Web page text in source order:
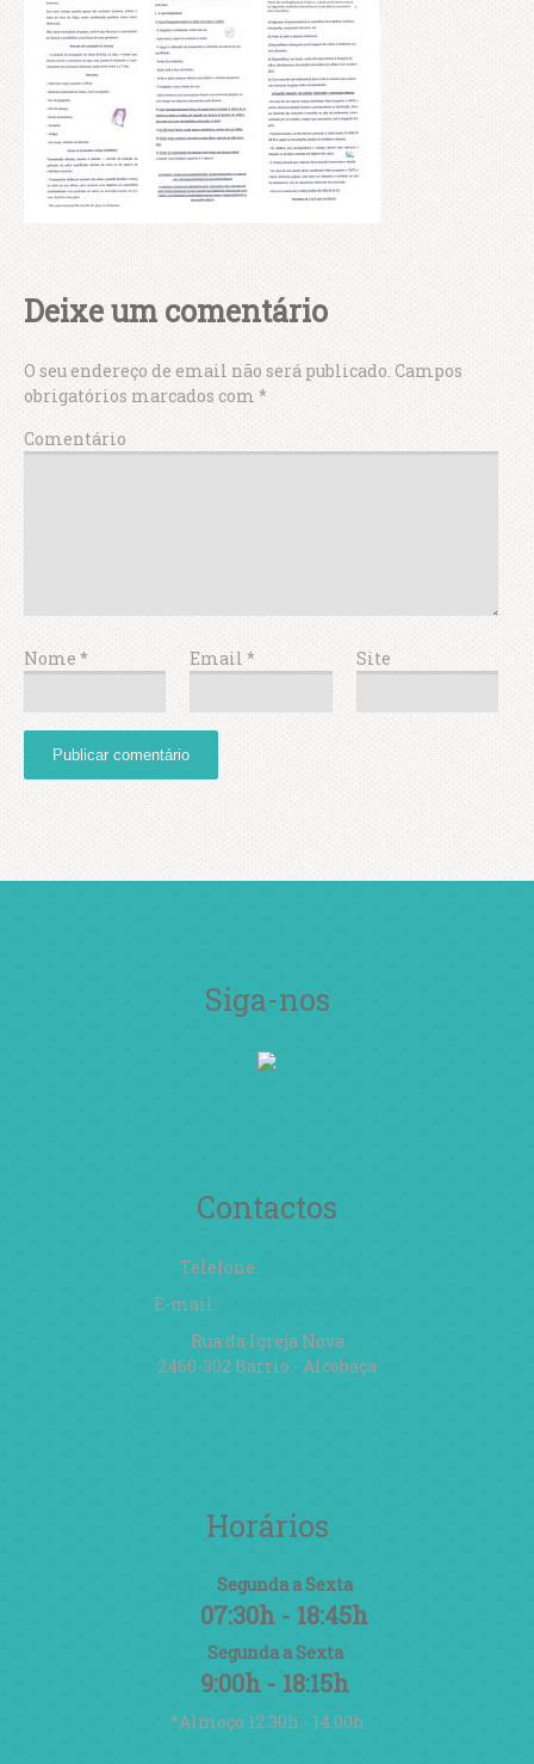
Deixe um comentário
O seu endereço de email não será publicado. Campos
obrigatórios marcados com *
Comentário
Nome * Email* Site
Siga-nos
Contactos
Telefone:
E-mail:
Rua da Igreja Nova
2460-302 Bárrio - Alcobaça
Horários
Segunda a Sexta
07:30h - 18:45h
Segunda a Sexta
9:00h - 18:15h
*Almoço 12.30h - 14.00h